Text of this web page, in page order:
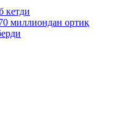
кетди
миллиондан ортиқ